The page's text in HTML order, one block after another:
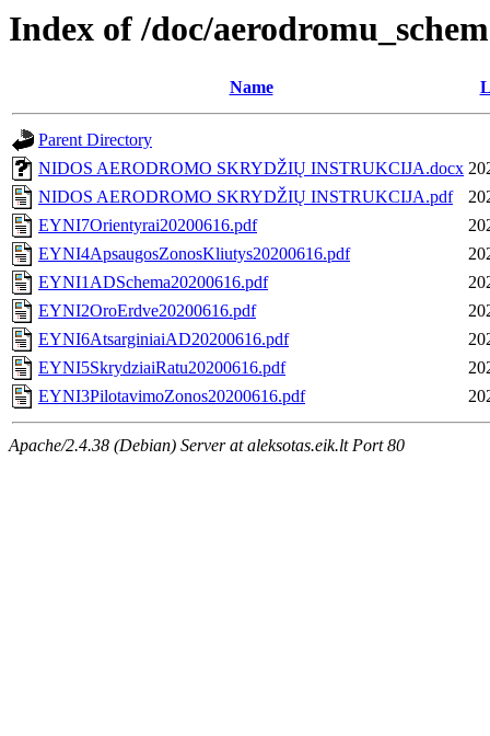
Index of /doc/
Name
Parent Directory
NIDOS AERODROMO SKRYDŽIŲ INSTRUKCIJA.docx
NIDOS AERODROMO SKRYDŽIŲ INSTRUKCIJA.pdf
EYNI7Orientyrai20200616.pdf
EYNI4ApsaugosZonosKliutys20200616.pdf
EYNI1ADSchema20200616.pdf
EYNI2OroErdve20200616.pdf
EYNI6AtsarginiaiAD20200616.pdf
EYNI5SkrydziaiRatu20200616.pdf
EYNI3PilotavimoZonos20200616.pdf
Apache/2.4.38 (Debian) Server at aleksotas.eik.lt Port 80